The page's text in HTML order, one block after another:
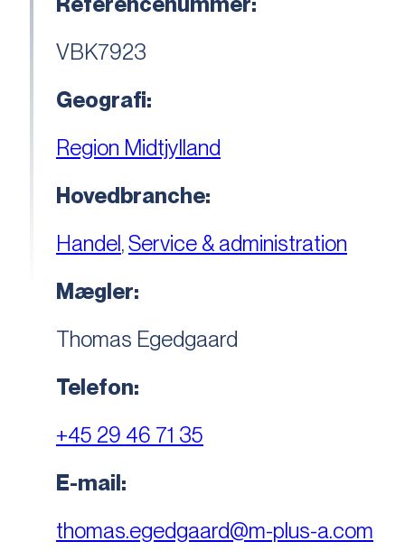
VBK7923
Geografi:
Region Midtjylland
Hovedbranche:
Handel,Service & administration
Mægler:
Thomas Egedgaard
Telefon:
+45 29 46 71 35
E-mail:
thomas.egedgaard@m-plus-a.com